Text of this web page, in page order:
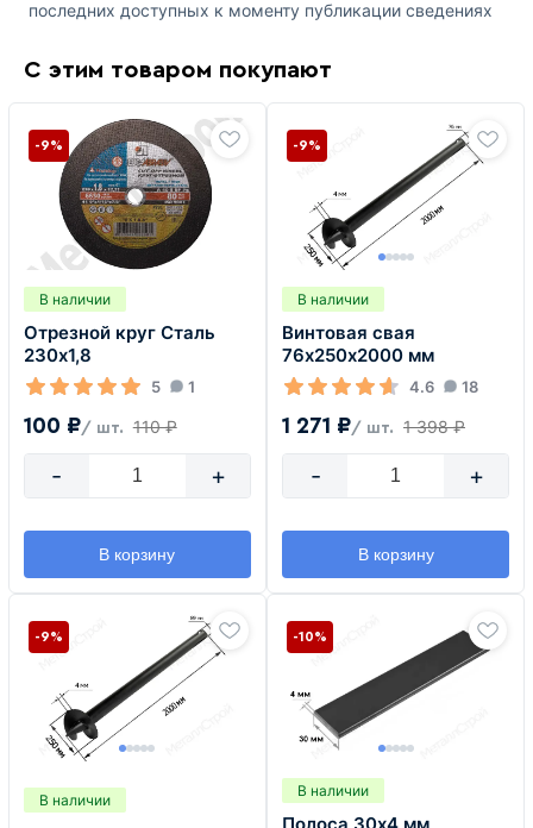
последних доступных к моменту публикации сведениях
С этим товаром покупают
В наличии
Отрезной круг Сталь
230х1,8
5 1
100 ₽/ шт. 110 ₽
-9%
- +
В корзину
В наличии
Винтовая свая
76х250х2000 мм
4.6 18
1 271 ₽/ шт. 1 398 ₽
-9%
- +
В корзину
В наличии
-9%
В наличии
-10%